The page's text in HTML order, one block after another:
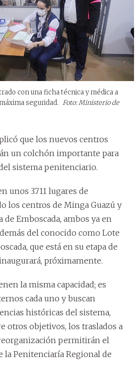
con una ficha técnica y médica a
seguridad. Foto: Ministerio de
que los nuevos centros
un colchón importante para
sistema penitenciario.
unos 3.711 lugares de
los centros de Minga Guazú y
Emboscada, ambos ya en
del conocido como Lote
que está en su etapa de
próximamente.
la misma capacidad; es
cada uno y buscan
históricas del sistema,
otros objetivos, los traslados a
permitirán el
Penitenciaría Regional de